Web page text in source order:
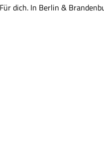
dich. In Berlin &